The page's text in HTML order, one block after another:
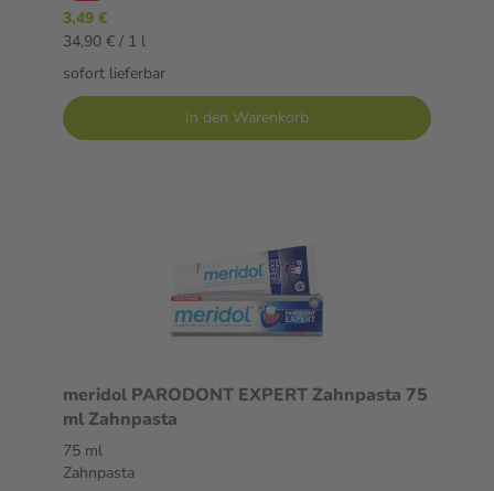
3,49 €
34,90 € / 1 l
sofort lieferbar
In den Warenkorb
meridol PARODONT EXPERT Zahnpasta 75
ml Zahnpasta
75 ml
Zahnpasta